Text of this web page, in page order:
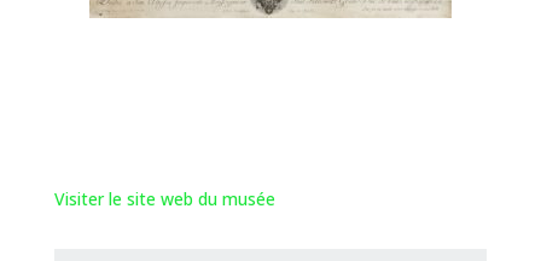
Visiter le site web du musée